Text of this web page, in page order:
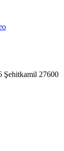
Şehitkamil 27600